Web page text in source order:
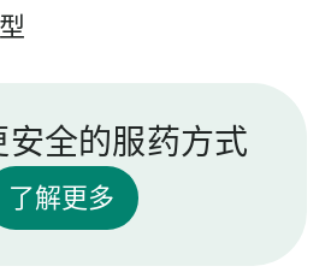
安全的服药方式
了解更多